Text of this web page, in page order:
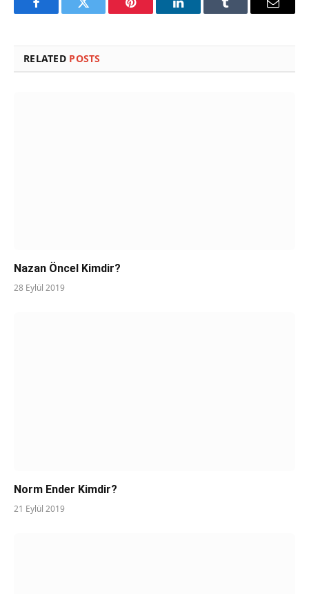
FacebookTwitter Pinterest LinkedInTumblr Email
RELATED POSTS
Nazan Öncel Kimdir?
28 Eylül 2019
Norm Ender Kimdir?
21 Eylül 2019